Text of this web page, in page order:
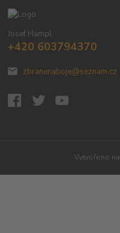
Josef Hampl
+420 603794370
zbranenaboje@seznam.cz
Vytvořeno na